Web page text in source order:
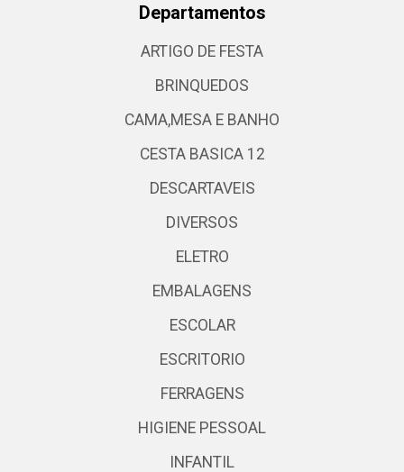
Departamentos
ARTIGO DE FESTA
BRINQUEDOS
CAMA,MESA E BANHO
CESTA BASICA 12
DESCARTAVEIS
DIVERSOS
ELETRO
EMBALAGENS
ESCOLAR
ESCRITORIO
FERRAGENS
HIGIENE PESSOAL
INFANTIL